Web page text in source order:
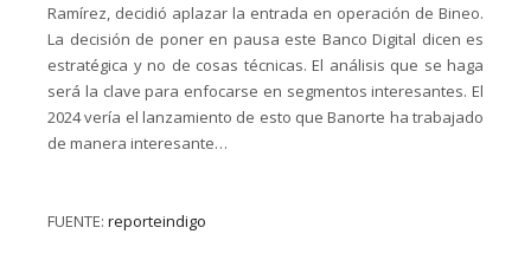
Ramírez, decidió aplazar la entrada en operación de Bineo.
La decisión de poner en pausa este Banco Digital dicen es
estratégica y no de cosas técnicas. El análisis que se haga
será la clave para enfocarse en segmentos interesantes. El
2024 vería el lanzamiento de esto que Banorte ha trabajado
de manera interesante…
FUENTE: reporteindigo